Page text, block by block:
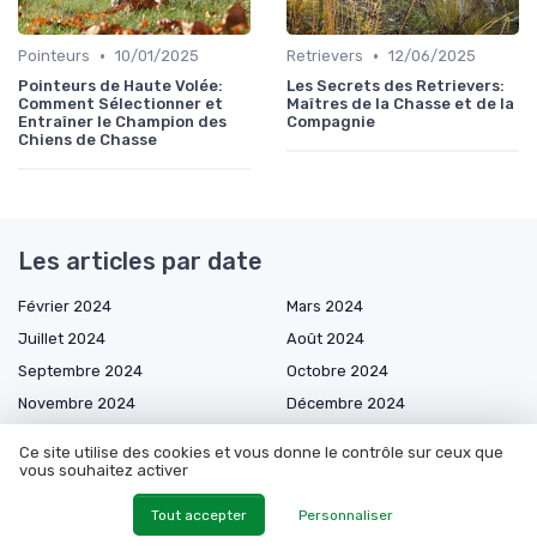
Pointeurs • 10/01/2025
Pointeurs de Haute Volée:
Comment Sélectionner et
Entraîner le Champion des
Chiens de Chasse
Retrievers • 12/06/2025
Les Secrets des Retrievers:
Maîtres de la Chasse et de la
Compagnie
Les articles par date
Février 2024
Mars 2024
Juillet 2024
Août 2024
Septembre 2024
Octobre 2024
Novembre 2024
Décembre 2024
Avril 2025
Ce site utilise des cookies et vous donne le contrôle sur ceux que
vous souhaitez activer
Tout accepter Personnaliser